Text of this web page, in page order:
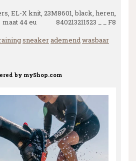
EL-X knit, 23M8601, black, heren,
maat 44 eu 840213211523 _ _ F8
sneakerademendwasbaar
by myShop.com